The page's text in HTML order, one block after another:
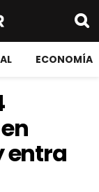
ECONOMÍA
entra